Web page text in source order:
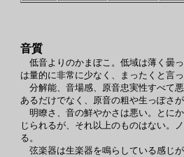
音質
低音よりのかまぼこ。低域は薄く曇
は量的に非常に少なく、まったくと言
分解能、音場感、原音忠実性すべて
あるだけでなく、原音の粗や生っぽさ
明瞭さ、音の鮮やかさは悪い。とに
じられるが、それ以上のものはない。
る。
弦楽器は生楽器を鳴らしている感じ